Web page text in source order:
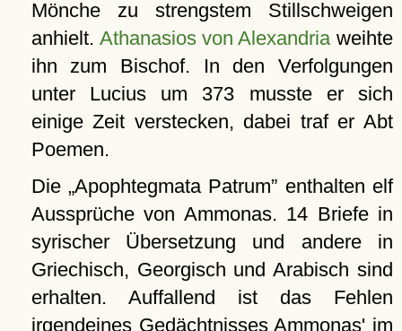
Mönche zu strengstem Stillschweigen
anhielt.Athanasios von Alexandriaweihte
ihn zum Bischof. In den Verfolgungen
unter Lucius um 373 musste er sich
einige Zeit verstecken, dabei traf er Abt
Poemen.
Die Apophtegmata Patrum
enthalten elf
Aussprüche von Ammonas. 14 Briefe in
syrischer Übersetzung und andere in
Griechisch, Georgisch und Arabisch sind
erhalten. Auffallend ist das Fehlen
irgendeines Gedächtnisses Ammonas' im